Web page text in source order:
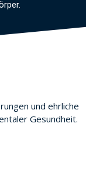
und ehrliche
Gesundheit.